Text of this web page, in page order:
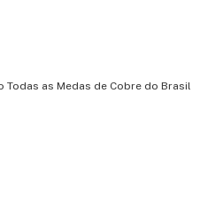
Todas as Medas de Cobre do Brasil